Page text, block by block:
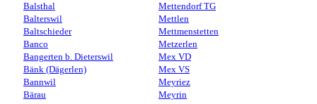
Balsthal
Balterswil
Baltschieder
Banco
Bangerten b. Dieterswil
Bänk (Dägerlen)
Bannwil
Bärau
Mettendorf TG
Mettlen
Mettmenstetten
Metzerlen
Mex VD
Mex VS
Meyriez
Meyrin